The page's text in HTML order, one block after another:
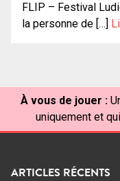
FLIP – Festival
la personne de […]
À vous de jouer :
uniquement et
ARTICLES RÉCENTS